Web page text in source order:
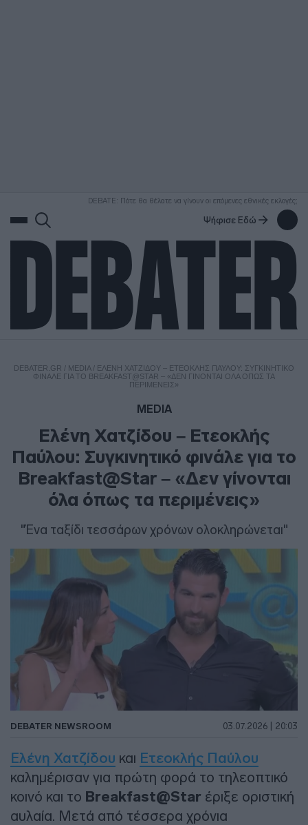
DEBATE: Πότε θα θέλατε να γίνουν οι επόμενες εθνικές εκλογές;
Ψήφισε Εδώ
DEBATER.GR / MEDIA/ ΕΛΈΝΗ ΧΑΤΖΊΔΟΥ – ΕΤΕΟΚΛΉΣ ΠΑΎΛΟΥ: ΣΥΓΚΙΝΗΤΙΚΌ
ΦΙΝΆΛΕ ΓΙΑ ΤΟ BREAKFAST@STAR – «ΔΕΝ ΓΊΝΟΝΤΑΙ ΌΛΑ ΌΠΩΣ ΤΑ
ΠΕΡΙΜΈΝΕΙΣ»
MEDIA
Ελένη Χατζίδου – Ετεοκλής
Παύλου: Συγκινητικό φινάλε για το
Breakfast@Star – «Δεν γίνονται
όλα όπως τα περιμένεις»
"Ένα ταξίδι τεσσάρων χρόνων ολοκληρώνεται"
DEBATER NEWSROOM 03.07.2026 | 20:03
Ελένη Χατζίδου και Ετεοκλής Παύλου
καλημέρισαν για πρώτη φορά το τηλεοπτικό
κοινό και το Breakfast@Star έριξε οριστική
αυλαία. Μετά από τέσσερα χρόνια